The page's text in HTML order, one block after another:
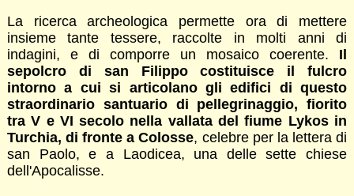
La ricerca archeologica permette ora di mettere
insieme tante tessere, raccolte in molti anni di
indagini, e di comporre un mosaico coerente. Il
sepolcro di san Filippo costituisce il fulcro
intorno a cui si articolano gli edifici di questo
straordinario santuario di pellegrinaggio, fiorito
tra V e VI secolo nella vallata del fiume Lykos in
Turchia, di fronte a Colosse, celebre per la lettera di
san Paolo, e a Laodicea, una delle sette chiese
dell'Apocalisse.